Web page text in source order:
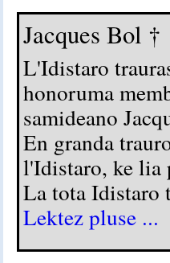
Jacques Bol †
L'Idistaro
honoruma
samideano
En granda
l'Idistaro, ke lia
La tota Idistaro
Lektez pluse ...